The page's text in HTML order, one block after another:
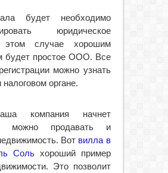
будет необходимо
юридическое
случае хорошим
будет простое ООО. Все
можно узнать
органе.
компания начнет
можно продавать и
Вот вилла в
Соль хороший пример
Это позволит